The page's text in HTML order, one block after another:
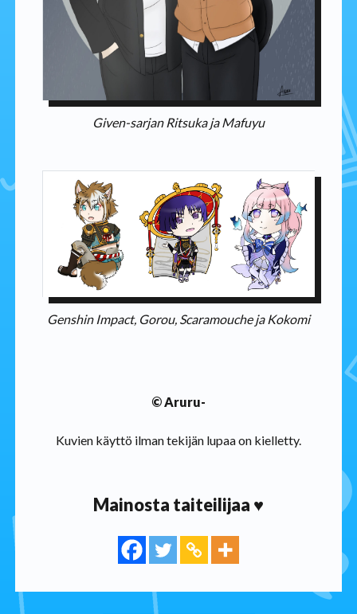
Given-sarjan Ritsuka ja Mafuyu
Genshin Impact, Gorou, Scaramouche ja Kokomi
© Aruru-
Kuvien käyttö ilman tekijän lupaa on kielletty.
Mainosta taiteilijaa ♥